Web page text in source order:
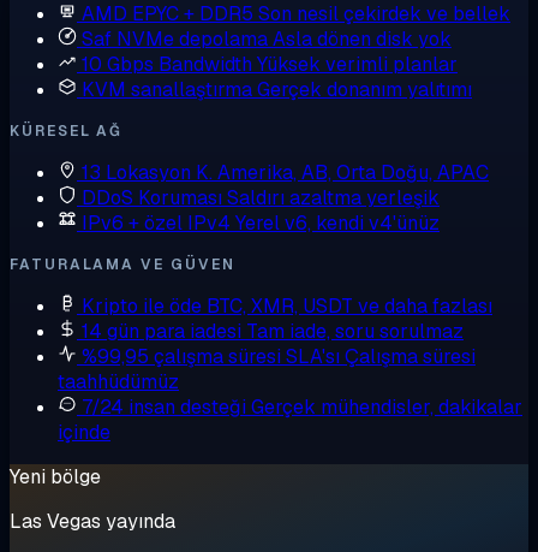
AMD EPYC + DDR5 Son nesil çekirdek ve bellek
Saf NVMe depolamaAsla dönen disk yok
10 Gbps Bandwidth Yüksek verimli planlar
KVM sanallaştırmaGerçek donanım yalıtımı
KÜRESEL AĞ
13 Lokasyon K. Amerika, AB, Orta Doğu, APAC
DDoS Koruması Saldırı azaltma yerleşik
IPv6 + özel IPv4 Yerel v6, kendi v4'ünüz
FATURALAMA VE GÜVEN
Kripto ile öde BTC, XMR, USDT ve daha fazlası
14 gün para iadesi Tam iade, soru sorulmaz
%99,95 çalışma süresi SLA'sı Çalışma süresi
taahhüdümüz
7/24 insan desteği Gerçek mühendisler, dakikalar
içinde
Yeni bölge
Las Vegas yayında